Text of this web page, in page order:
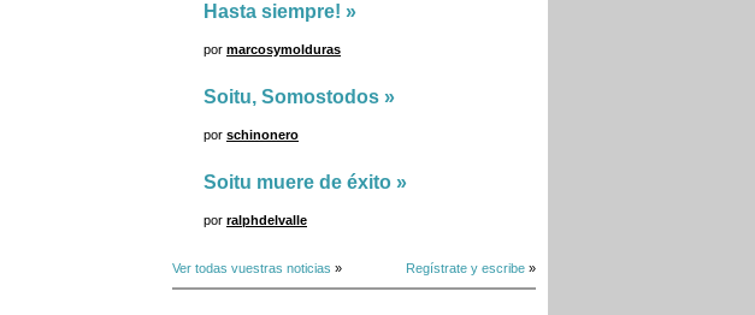
Hasta siempre! »
por marcosymolduras
Soitu, Somostodos »
por schinonero
Soitu muere de éxito »
por ralphdelvalle
Ver todas vuestras noticias » Regístrate y escribe »